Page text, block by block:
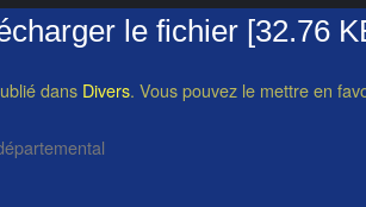
le fichier [32.76
dans Divers. Vous pouvez le mettre en